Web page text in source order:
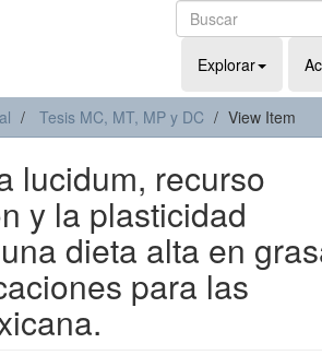
Explorar
Tesis MC, MT, MP y DC View Item
lucidum, recurso
y la plasticidad
dieta alta en
para las